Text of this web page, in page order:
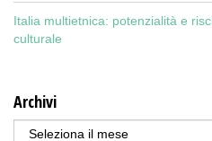
Italia multietnica: potenzialità e
culturale
Archivi
Archivi